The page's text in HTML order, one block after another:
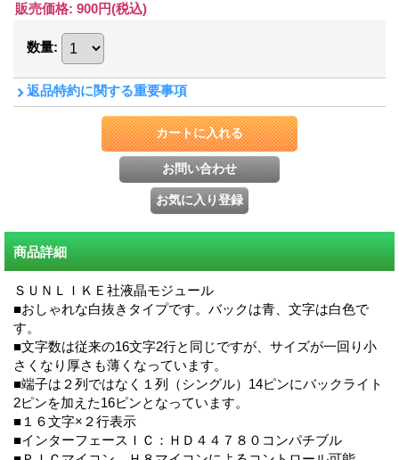
販売価格: 900円(税込)
数量:
返品特約に関する重要事項
商品詳細
ＳＵＮＬＩＫＥ社液晶モジュール
■おしゃれな白抜きタイプです。バックは青、文字は白色で
す。
■文字数は従来の16文字2行と同じですが、サイズが一回り小
さくなり厚さも薄くなっています。
■端子は２列ではなく１列（シングル）14ピンにバックライト
2ピンを加えた16ピンとなっています。
■１６文字×２行表示
■インターフェースＩＣ：ＨＤ４４７８０コンパチブル